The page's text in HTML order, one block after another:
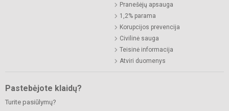
Pranešėjų apsauga
1,2% parama
Korupcijos prevencija
Civilinė sauga
Teisinė informacija
Atviri duomenys
Pastebėjote klaidų?
Turite pasiūlymų?